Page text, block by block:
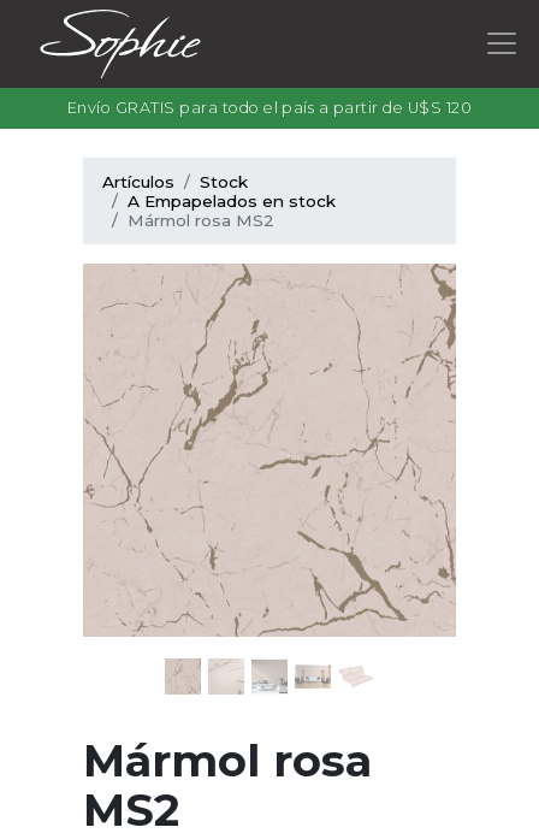
Envío GRATIS para todo el país a partir de U$S 120
Artículos
Stock
A Empapelados en stock
Mármol rosa MS2
Mármol rosa
MS2